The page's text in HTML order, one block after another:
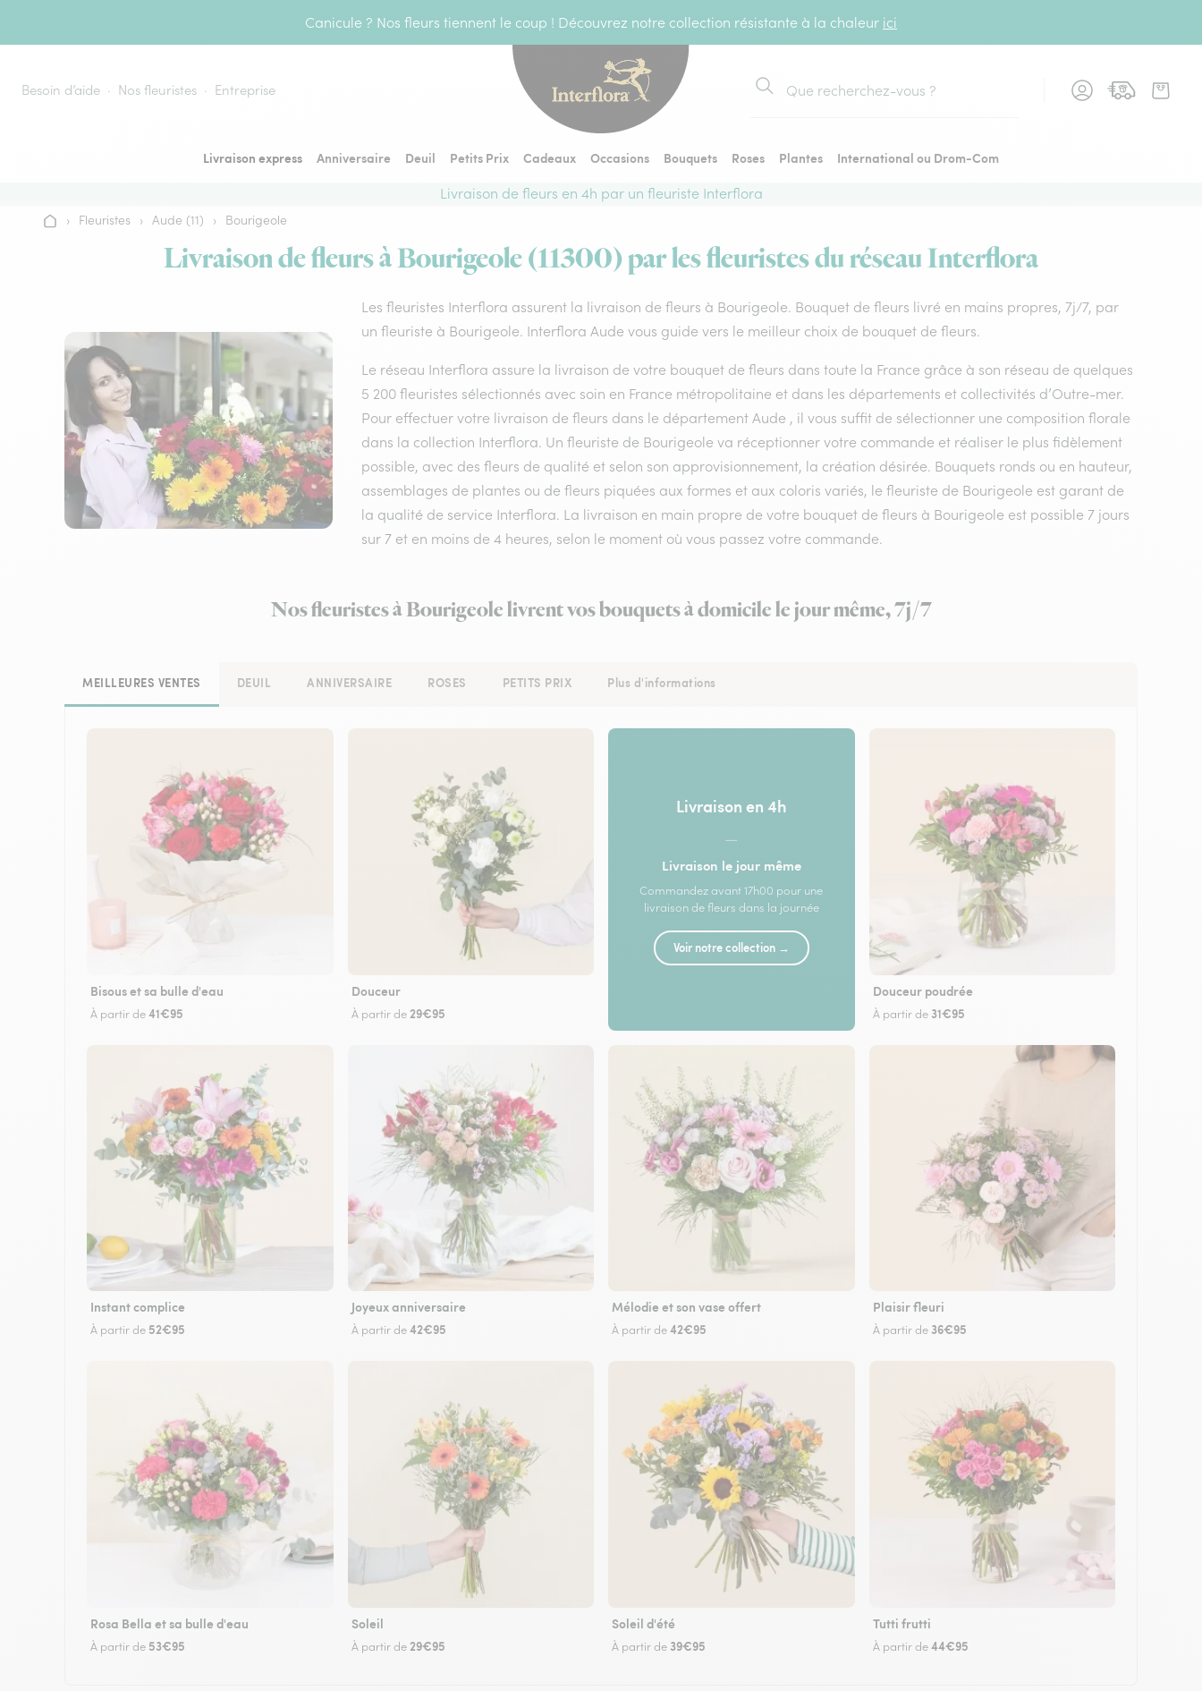
Canicule ? Nos fleurs tiennent le coup ! Découvrez notre collection résistante à la chaleur ici
Besoin d’aide Nos fleuristes Entreprise
Rechercher
Livraison express Anniversaire Deuil Petits Prix Cadeaux Occasions Bouquets Roses Plantes
International ou Drom-Com
Livraison de fleurs en 4h par un fleuriste Interflora
Accueil
› Fleuristes › Aude (11) › Bourigeole
Livraison de fleurs à Bourigeole (11300) par les fleuristes du réseau Interflora
Les fleuristes Interflora assurent la livraison de fleurs à Bourigeole. Bouquet de fleurs livré en mains propres, 7j/7, par
un fleuriste à Bourigeole. Interflora Aude vous guide vers le meilleur choix de bouquet de fleurs.
Le réseau Interflora assure la livraison de votre bouquet de fleurs dans toute la France grâce à son réseau de quelques
5 200 fleuristes sélectionnés avec soin en France métropolitaine et dans les départements et collectivités d’Outre-mer.
Pour effectuer votre livraison de fleurs dans le département Aude , il vous suffit de sélectionner une composition florale
dans la collection Interflora. Un fleuriste de Bourigeole va réceptionner votre commande et réaliser le plus fidèlement
possible, avec des fleurs de qualité et selon son approvisionnement, la création désirée. Bouquets ronds ou en hauteur,
assemblages de plantes ou de fleurs piquées aux formes et aux coloris variés, le fleuriste de Bourigeole est garant de
la qualité de service Interflora. La livraison en main propre de votre bouquet de fleurs à Bourigeole est possible 7 jours
sur 7 et en moins de 4 heures, selon le moment où vous passez votre commande.
Nos fleuristes à Bourigeole livrent vos bouquets à domicile le jour même, 7j/7
MEILLEURES VENTES DEUIL ANNIVERSAIRE ROSES PETITS PRIX Plus d'informations
Bisous et sa bulle d'eau
À partir de41€95
Douceur
À partir de 29€95
Livraison en 4h
—
Livraison le jour même
Commandez avant 17h00 pour une
livraison de fleurs dans la journée
Voir notre collection →
Douceur poudrée
À partir de 31€95
Instant complice
À partir de 52€95
Joyeux anniversaire
À partir de42€95
Mélodie et son vase offert
À partir de42€95
Plaisir fleuri
À partir de 36€95
Rosa Bella et sa bulle d'eau
À partir de 53€95
Soleil
À partir de 29€95
Soleil d'été
À partir de 39€95
Tutti frutti
À partir de44€95